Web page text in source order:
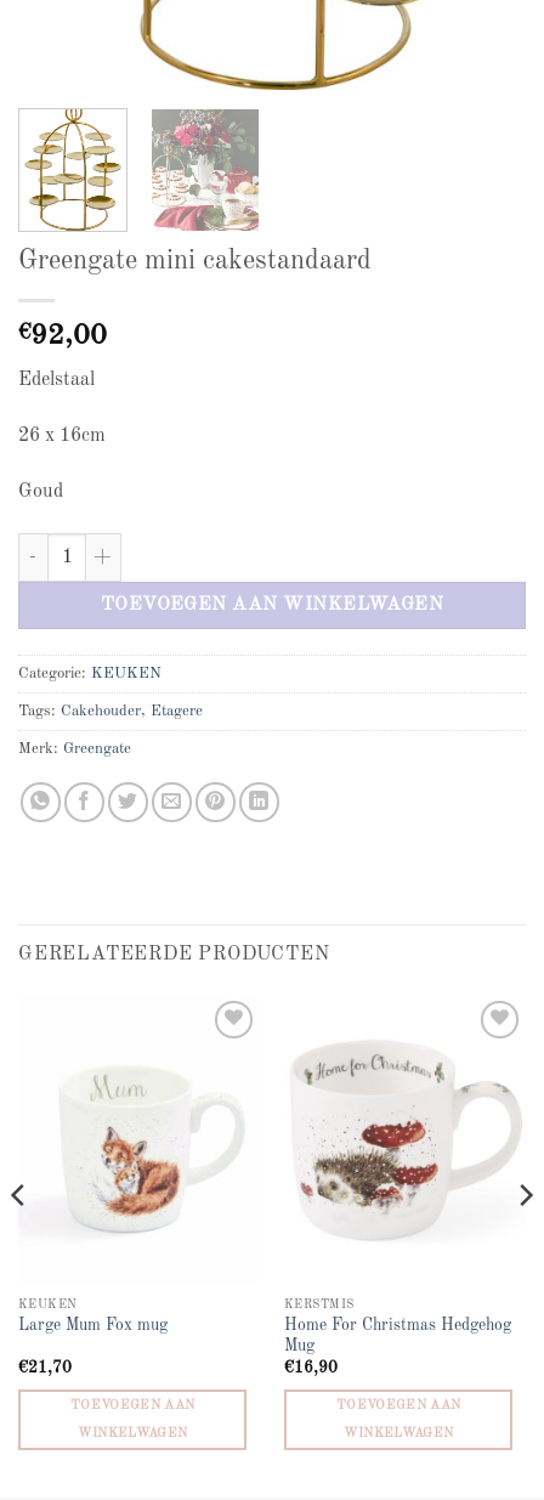
Greengate mini cakestandaard
€92,00
Edelstaal
26 x 16cm
Goud
Greengate mini cakestandaard aantal
TOEVOEGEN AAN WINKELWAGEN
Categorie: KEUKEN
Tags: Cakehouder, Etagere
Merk: Greengate
GERELATEERDE PRODUCTEN
KEUKEN
Large Mum Fox mug
€21,70
TOEVOEGEN AAN
WINKELWAGEN
KERSTMIS
Home For Christmas Hedgehog
Mug
€16,90
TOEVOEGEN AAN
WINKELWAGEN